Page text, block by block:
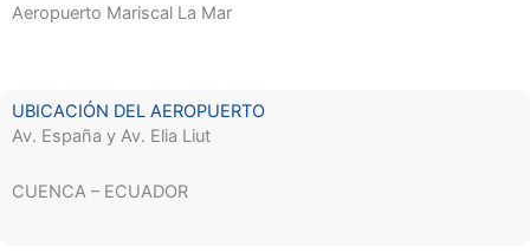
Aeropuerto Mariscal La Mar
UBICACIÓN DEL AEROPUERTO
Av. España y Av. Elia Liut
CUENCA – ECUADOR